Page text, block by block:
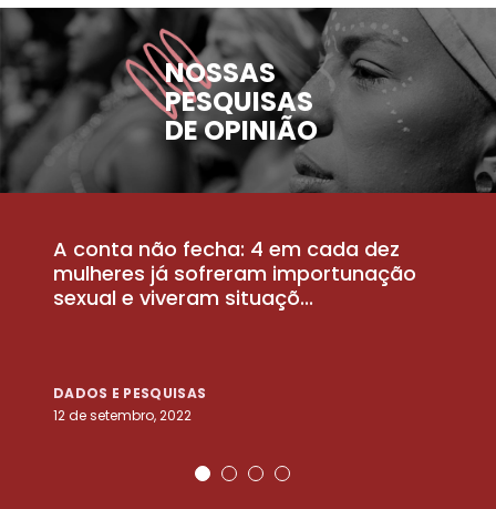
NOSSAS
PESQUISAS
DE OPINIÃO
A conta não fecha: 4 em cada dez
mulheres já sofreram importunação
sexual e viveram situaçõ...
DADOS E PESQUISAS
12 de setembro, 2022